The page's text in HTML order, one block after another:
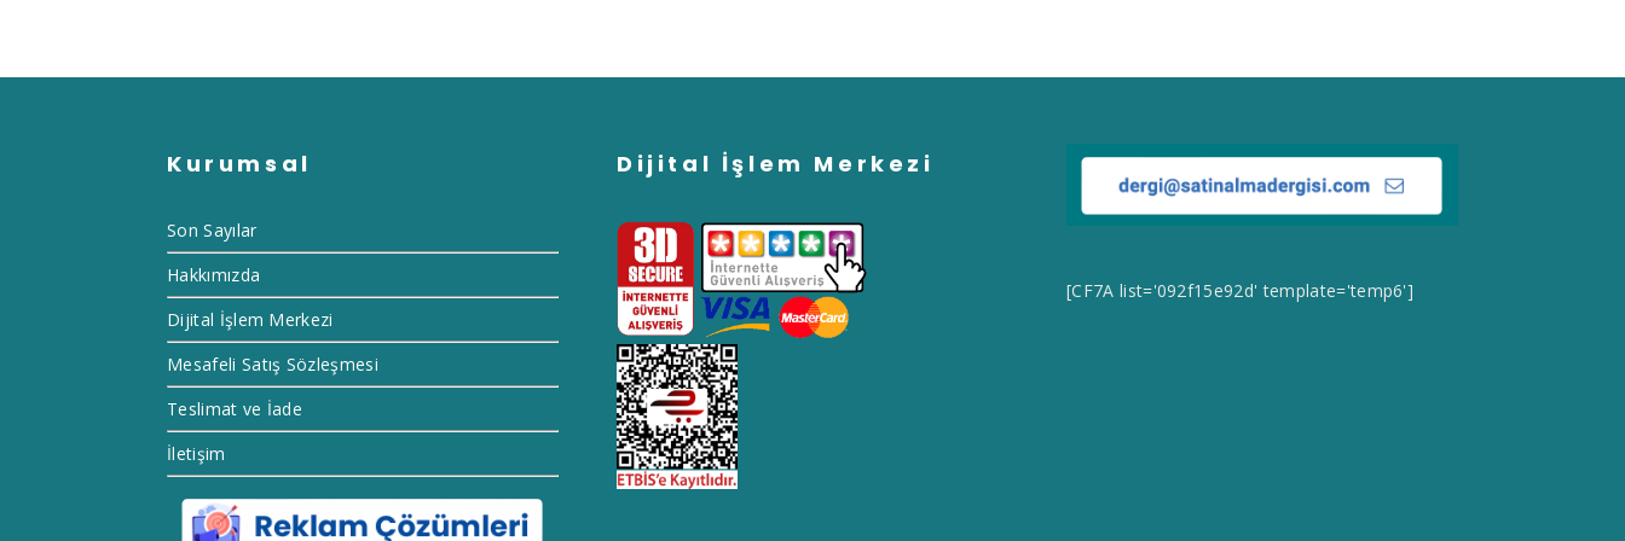
Kurumsal
Son Sayılar
Hakkımızda
Dijital İşlem Merkezi
Mesafeli Satış Sözleşmesi
Teslimat ve İade
İletişim
Dijital İşlem Merkezi
[CF7A list='092f15e92d' template='temp6']